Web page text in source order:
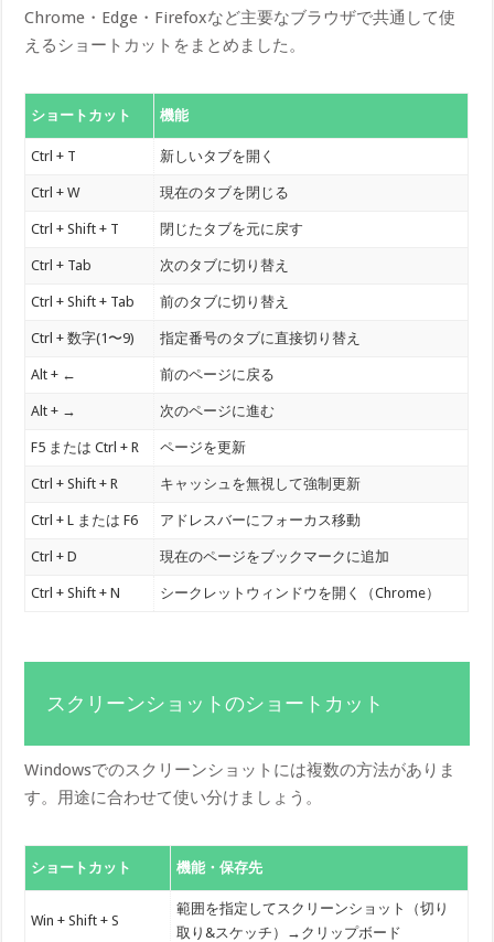
Chrome・Edge・Firefoxなど主要なブラウザで共通して使
えるショートカットをまとめました。
ショートカット 機能
Ctrl + T 新しいタブを開く
Ctrl + W 現在のタブを閉じる
Ctrl + Shift + T 閉じたタブを元に戻す
Ctrl + Tab 次のタブに切り替え
Ctrl + Shift + Tab 前のタブに切り替え
Ctrl + 数字(1〜9) 指定番号のタブに直接切り替え
Alt + ← 前のページに戻る
Alt + → 次のページに進む
F5 または Ctrl + R ページを更新
Ctrl + Shift + R キャッシュを無視して強制更新
Ctrl + L または F6 アドレスバーにフォーカス移動
Ctrl + D 現在のページをブックマークに追加
Ctrl + Shift + N シークレットウィンドウを開く（Chrome）
スクリーンショットのショートカット
Windowsでのスクリーンショットには複数の方法がありま
す。用途に合わせて使い分けましょう。
ショートカット 機能・保存先
Win + Shift + S
範囲を指定してスクリーンショット（切り
取り&スケッチ）→クリップボード